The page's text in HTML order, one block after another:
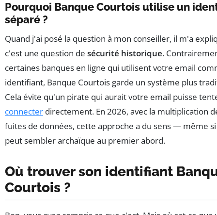
Pourquoi Banque Courtois utilise un
séparé ?
Quand j'ai posé la question à mon conseiller, il m'a
c'est une question de sécurité historique.
certaines banques en ligne qui utilisent votre email
identifiant, Banque Courtois garde un système plus
Cela évite qu'un pirate qui aurait votre email puisse
connecter directement. En 2026, avec la multiplication
fuites de données, cette approche a du sens — même
peut sembler archaïque au premier abord.
Où trouver son identifiant
Courtois ?